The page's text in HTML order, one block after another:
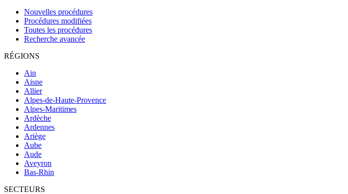
Nouvelles procédures
Procédures modifiées
Toutes les procédures
Recherche avancée
RÉGIONS
Ain
Aisne
Allier
Alpes-de-Haute-Provence
Alpes-Maritimes
Ardèche
Ardennes
Ariège
Aube
Aude
Aveyron
Bas-Rhin
SECTEURS